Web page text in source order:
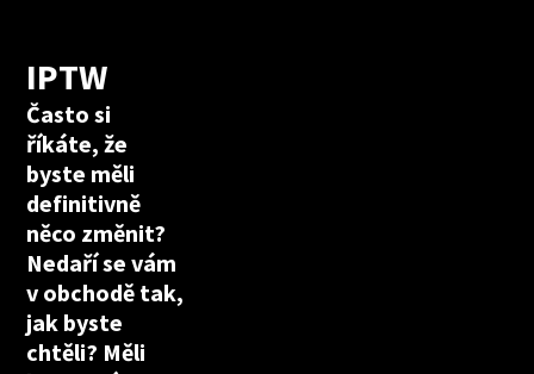
IPTW
Často si
říkáte, že
byste měli
definitivně
něco změnit?
Nedaří se vám
v obchodě tak,
jak byste
chtěli? Měli